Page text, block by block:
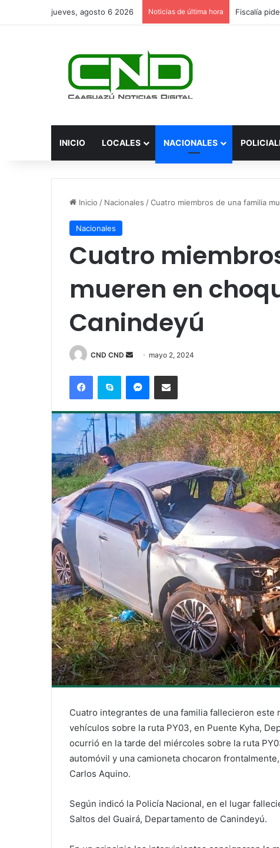
jueves, agosto 6 2026 Noticias de última hora
INICIO LOCALES NACIONALES
Inicio / Nacionales /Cuatro miembros de una familia
Nacionales
Cuatro
mueren en
Canindeyú
CND CND
Send
email
mayo 2, 2024
FacebookSkype MessengerCompartir por correo electrónico
Cuatro integrantes de una familia fallecieron
vehículos sobre la ruta PY03, en Puente Kyha,
ocurrió en la tarde del miércoles sobre la ruta
automóvil y una camioneta chocaron
Carlos Aquino.
Según indicó la Policía Nacional, en el lugar
Saltos del Guairá, Departamento de Canindeyú.